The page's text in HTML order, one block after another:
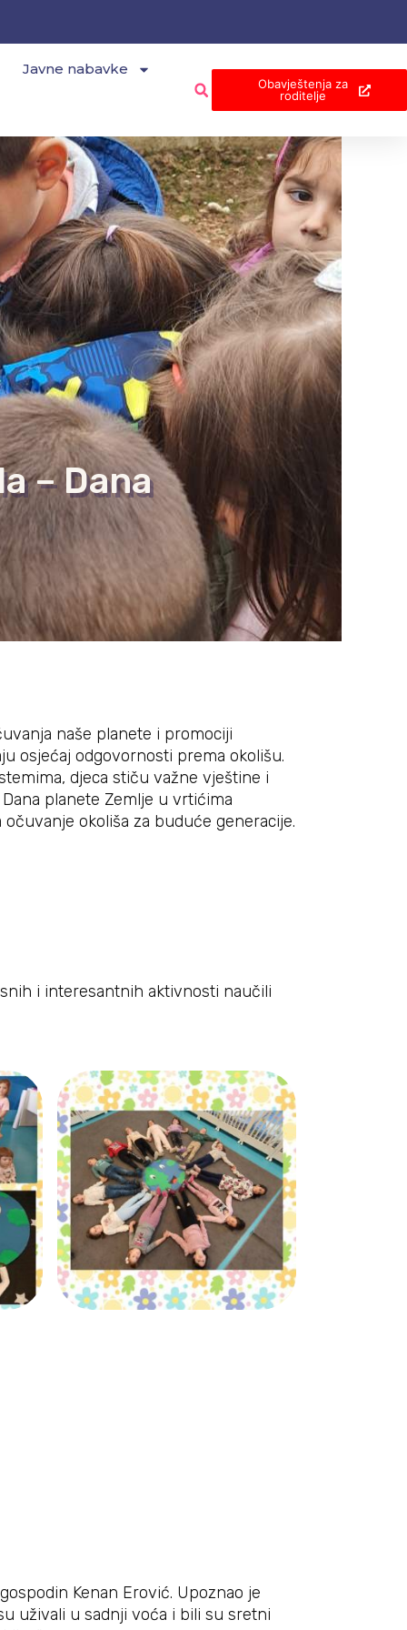
Javne nabavke
Obavještenja za
roditelje
– Dana
naše planete i promociji
osjećaj odgovornosti prema okolišu.
djeca stiču važne vještine i
planete Zemlje u vrtićima
okoliša za buduće generacije.
i interesantnih aktivnosti naučili
Kenan Erović. Upoznao je
uživali u sadnji voća i bili su sretni